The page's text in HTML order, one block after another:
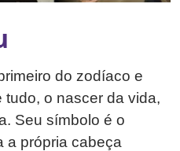
do zodíaco e
o nascer da vida,
Seu símbolo é o
a própria cabeça